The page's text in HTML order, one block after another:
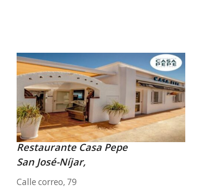
Restaurante Casa Pepe
San José-Níjar,
Calle correo, 79